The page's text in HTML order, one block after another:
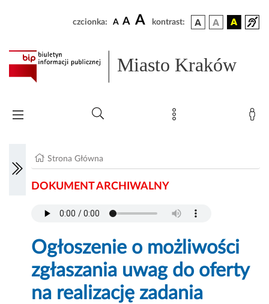
czcionka: A A A kontrast:
Miasto Kraków
Strona Główna
DOKUMENT ARCHIWALNY
Ogłoszenie o możliwości
zgłaszania uwag do oferty
na realizację zadania